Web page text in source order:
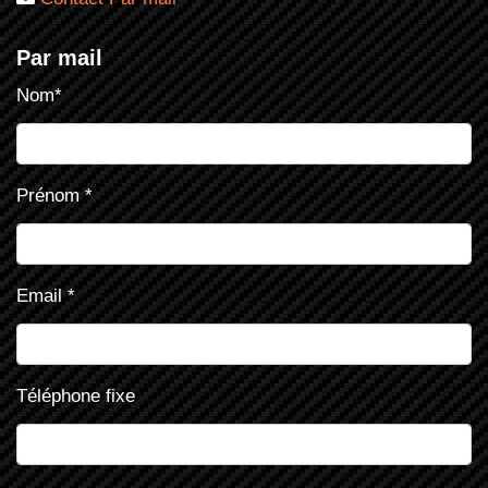
Par mail
Nom*
Prénom*
Email*
Téléphone fixe